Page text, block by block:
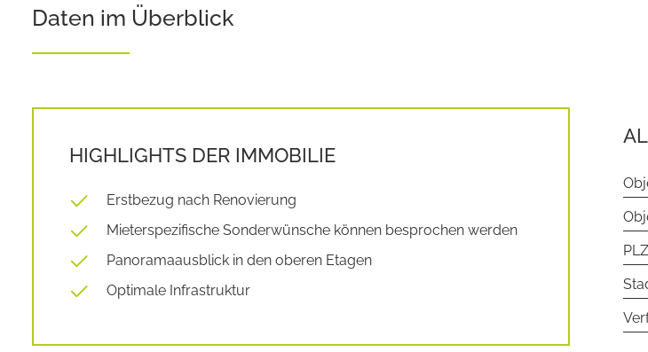
Daten im Überblick
HIGHLIGHTS DER IMMOBILIE
Erstbezug nach Renovierung
Mieterspezifische Sonderwünsche können besprochen werden
Panoramaausblick in den oberen Etagen
Optimale Infrastruktur